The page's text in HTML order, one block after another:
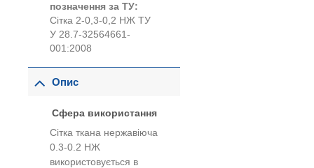
позначення за ТУ:
Сітка 2-0,3-0,2 НЖ ТУ
У 28.7-32564661-
001:2008
Опис
Сфера використання
Сітка ткана нержавіюча
0.3-0.2 НЖ
використовується в